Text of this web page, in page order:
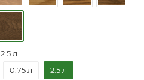
2.5 л
0.75 л 2.5 л